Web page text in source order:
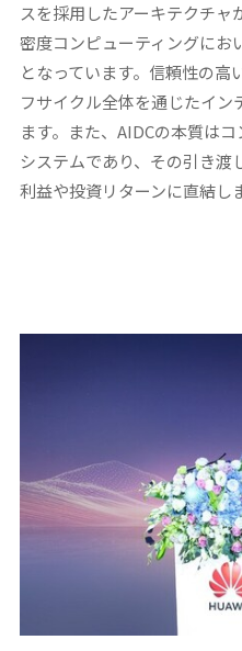
スを採用したアーキテクチ
密度コンピューティングにお
となっています。信頼性の高
フサイクル全体を通じたイ
ます。また、AIDCの本質は
システムであり、その引き渡
利益や投資リターンに直結し